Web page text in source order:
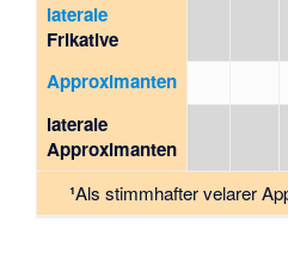
laterale
Frikative
Approximanten
laterale
Approximanten
¹Als stimmhafter velarer